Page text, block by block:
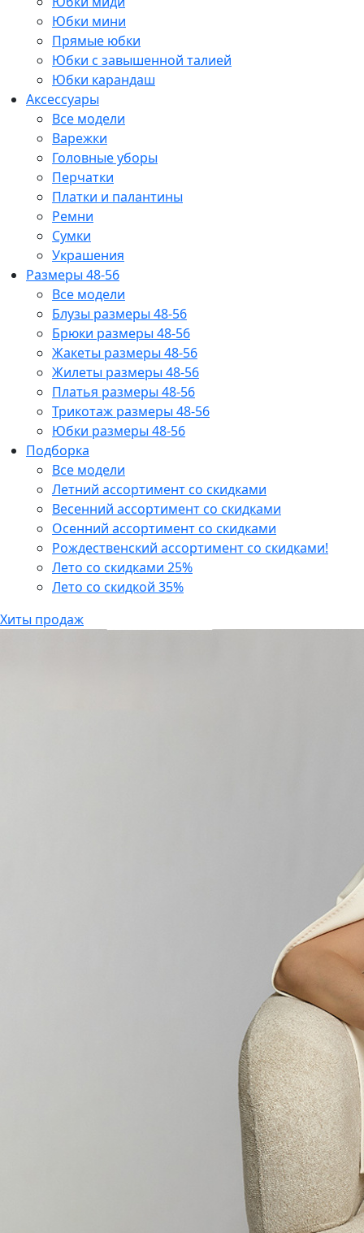
Юбки мини
Прямые юбки
Юбки с завышенной талией
Юбки карандаш
Аксессуары
Все модели
Варежки
Головные уборы
Перчатки
Платки и палантины
Ремни
Сумки
Украшения
Размеры 48-56
Все модели
Блузы размеры 48-56
Брюки размеры 48-56
Жакеты размеры 48-56
Жилеты размеры 48-56
Платья размеры 48-56
Трикотаж размеры 48-56
Юбки размеры 48-56
Подборка
Все модели
Летний ассортимент со скидками
Весенний ассортимент со скидками
Осенний ассортимент со скидками
Рождественский ассортимент со скидками!
Лето со скидками 25%
Лето со скидкой 35%
Хиты продаж